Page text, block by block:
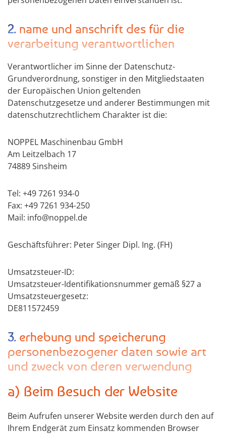
2. name und anschrift des für die
verarbeitung verantwortlichen
Verantwortlicher im Sinne der Datenschutz-
Grundverordnung, sonstiger in den Mitgliedstaaten
der Europäischen Union geltenden
Datenschutzgesetze und anderer Bestimmungen mit
datenschutzrechtlichem Charakter ist die:
NOPPEL Maschinenbau GmbH
Am Leitzelbach 17
74889 Sinsheim
Tel: +49 7261 934-0
Fax: +49 7261 934-250
Mail: info@noppel.de
Geschäftsführer: Peter Singer Dipl. Ing. (FH)
Umsatzsteuer-ID:
Umsatzsteuer-Identifikationsnummer gemäß §27 a
Umsatzsteuergesetz:
DE811572459
3. erhebung und speicherung
personenbezogener daten sowie art
und zweck von deren verwendung
a) Beim Besuch der Website
Beim Aufrufen unserer Website werden durch den auf
Ihrem Endgerät zum Einsatz kommenden Browser